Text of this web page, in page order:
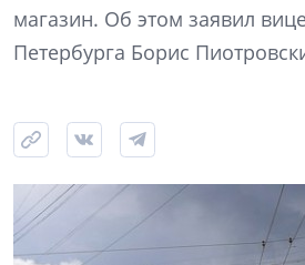
магазин. Об этом заявил
Петербурга Борис